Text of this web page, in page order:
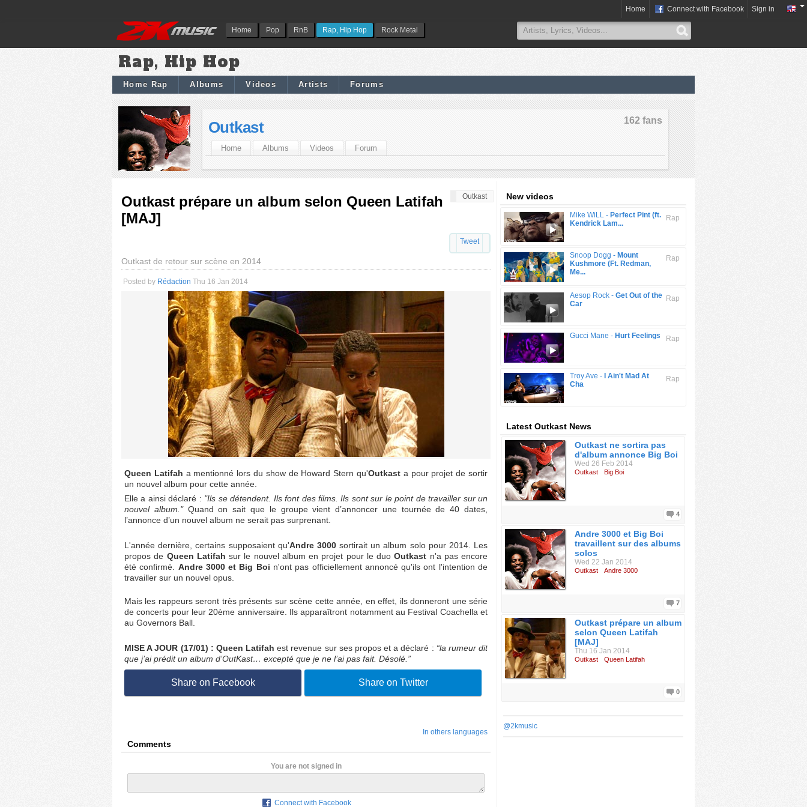
Home Pop RnB Rap, Hip Hop Rock Metal
Home Connect with Facebook Sign in
Rap, Hip Hop
Home Rap Albums Videos Artists Forums
162 fans
Outkast
Home Albums Videos Forum
Outkast
Outkast prépare un album selon Queen Latifah
[MAJ]
Tweet
Outkast de retour sur scène en 2014
Posted by Rédaction Thu 16 Jan 2014
Queen Latifah a mentionné lors du show de Howard Stern qu'Outkast a pour projet de sortir
un nouvel album pour cette année.
Elle a ainsi déclaré : "Ils se détendent. Ils font des films. Ils sont sur le point de travailler sur un
nouvel album."Quand on sait que le groupe vient d’annoncer une tournée de 40 dates,
l’annonce d’un nouvel album ne serait pas surprenant.
L'année dernière, certains supposaient qu'Andre 3000sortirait un album solo pour 2014. Les
propos de Queen Latifah sur le nouvel album en projet pour le duoOutkast n'a pas encore
été confirmé. Andre 3000 et Big Boi n'ont pas officiellement annoncé qu'ils ont l'intention de
travailler sur un nouvel opus.
Mais les rappeurs seront très présents sur scène cette année, en effet, ils donneront une série
de concerts pour leur 20ème anniversaire. Ils apparaîtront notamment au Festival Coachella et
au Governors Ball.
MISE A JOUR (17/01) : Queen Latifah est revenue sur ses propos et a déclaré : “la rumeur dit
que j’ai prédit un album d’OutKast… excepté que je ne l’ai pas fait. Désolé.”
Share on Facebook Share on Twitter
In others languages
Comments
You are not signed in
Connect with Facebook
New videos
Rap
Mike WiLL - Perfect Pint (ft.
Kendrick Lam...
Rap
Snoop Dogg - Mount
Kushmore (Ft. Redman,
Me...
Rap
Aesop Rock - Get Out of the
Car
Rap
Gucci Mane - Hurt Feelings
Rap
Troy Ave -
I Ain't Mad At
Cha
Latest Outkast News
Outkast ne sortira pas
d'album annonce Big Boi
Wed 26 Feb 2014
Outkast Big Boi
4
Andre 3000 et Big Boi
travaillent sur des albums
solos
Wed 22 Jan 2014
Outkast Andre 3000
7
Outkast prépare un album
selon Queen Latifah
[MAJ]
Thu 16 Jan 2014
Outkast Queen Latifah
0
@2kmusic